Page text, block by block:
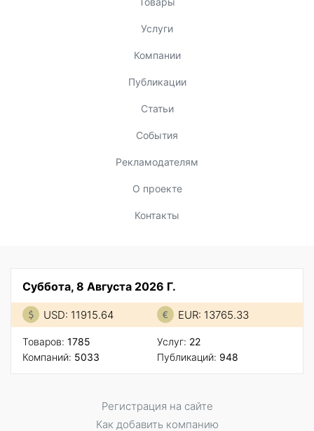
Услуги
Компании
Публикации
Статьи
События
Рекламодателям
О проекте
Контакты
Суббота, 8 Августа 2026 Г.
USD: 11915.64 EUR: 13765.33
Товаров: 1785
Компаний: 5033
Услуг: 22
Публикаций: 948
Регистрация на сайте
Как добавить компанию